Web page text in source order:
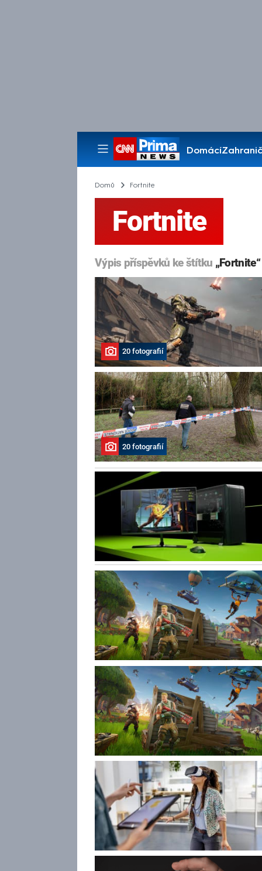
Domácí
Pořady
Domů Fortnite
Fortnite
Výpis příspěvků ke štítku „Fortnite“
20 fotografií
20 fotografií